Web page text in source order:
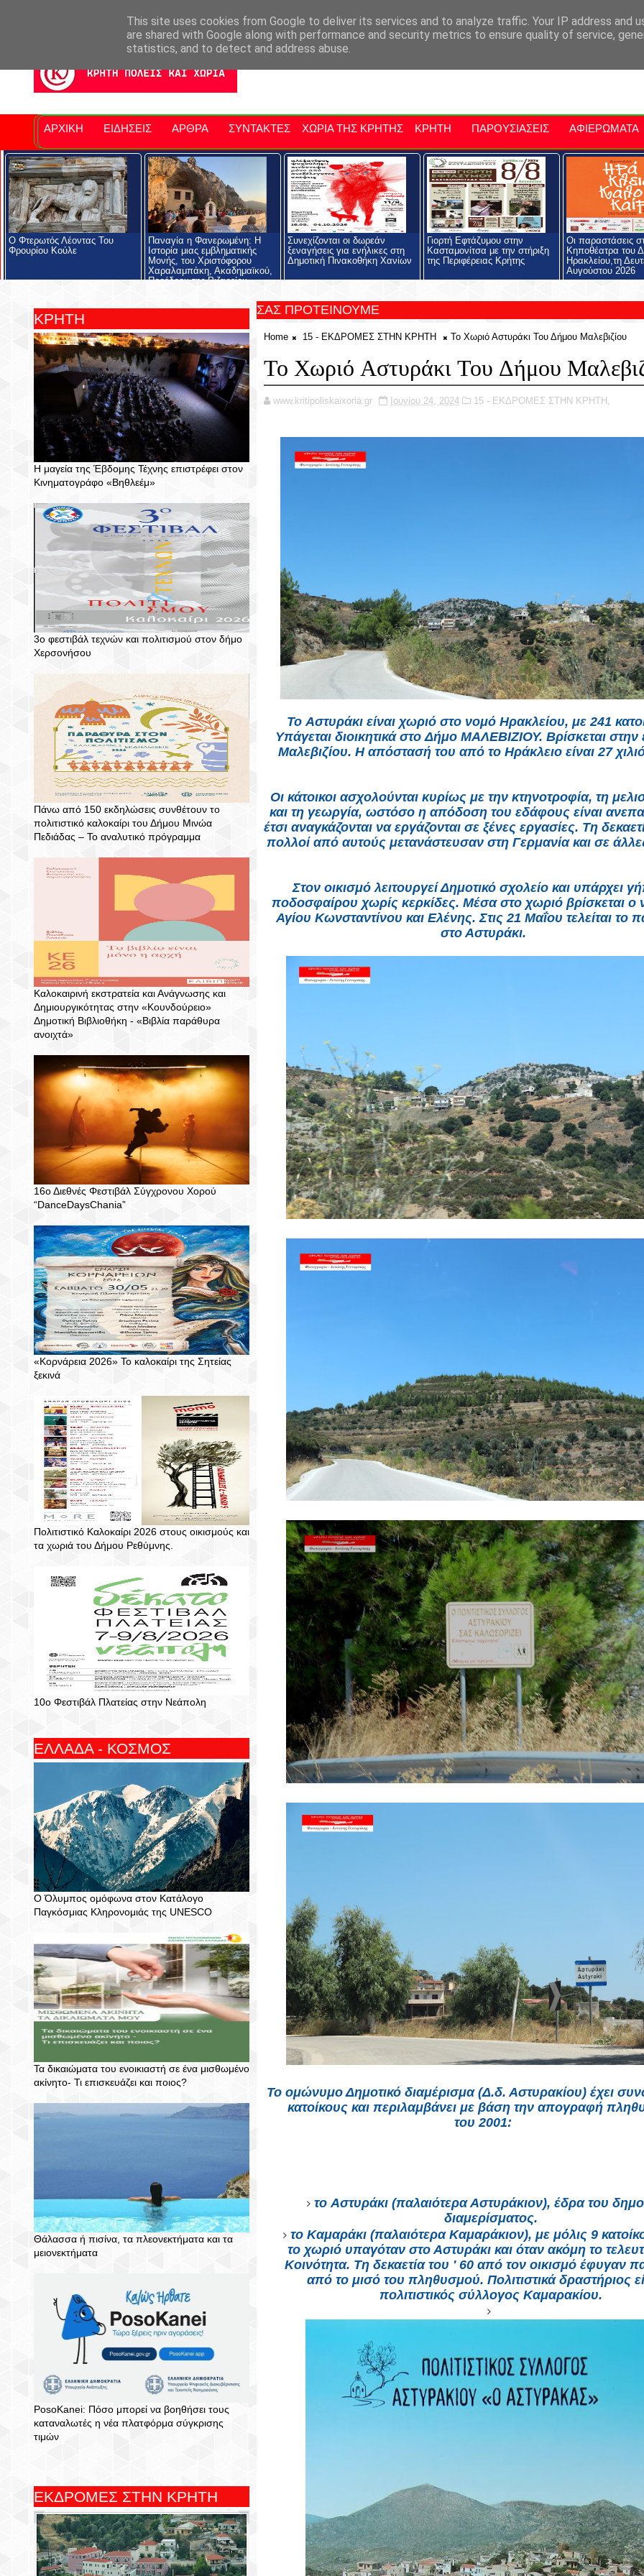
Νομός Λασιθίου Αγαπάμε Ρέθυμνο Επαρχία Μαλεβιζίου Εκδηλώσεις Στην Κρήτη Kriti Traveller
ΑΡΧΙΚΗ ΕΙΔΗΣΕΙΣ ΑΡΘΡΑ ΣΥΝΤΑΚΤΕΣ ΧΩΡΙΑ ΤΗΣ ΚΡΗΤΗΣ ΚΡΗΤΗ ΠΑΡΟΥΣΙΑΣΕΙΣ ΑΦΙΕΡΩΜΑΤΑ
Ο Φτερωτός Λέοντας Του
Φρουρίου Κούλε
Παναγία η Φανερωμένη: Η
Ιστορία μιας εμβληματικής
Μονής, του Χριστόφορου
Χαραλαμπάκη, Ακαδημαϊκού,
Προέδρου της Ριζαρείου
Συνεχίζονται οι δωρεάν
ξεναγήσεις για ενήλικες στη
Δημοτική Πινακοθήκη Χανίων
Γιορτή Εφτάζυμου στην
Κασταμονίτσα με την στήριξη
της Περιφέρειας Κρήτης
Οι παραστάσεις
Κηποθέατρα του
Ηρακλείου,τη
Αυγούστου 2026
ΚΡΗΤΗ
Η μαγεία της Έβδομης Τέχνης επιστρέφει στον
Κινηματογράφο «Βηθλεέμ»
3ο φεστιβάλ τεχνών και πολιτισμού στον δήμο
Χερσονήσου
Πάνω από 150 εκδηλώσεις συνθέτουν το
πολιτιστικό καλοκαίρι του Δήμου Μινώα
Πεδιάδας – To αναλυτικό πρόγραμμα
Καλοκαιρινή εκστρατεία και Ανάγνωσης και
Δημιουργικότητας στην «Κουνδούρειο»
Δημοτική Βιβλιοθήκη - «Βιβλία παράθυρα
ανοιχτά»
16ο Διεθνές Φεστιβάλ Σύγχρονου Χορού
“DanceDaysChania”
«Κορνάρεια 2026» Το καλοκαίρι της Σητείας
ξεκινά
Πολιτιστικό Καλοκαίρι 2026 στους οικισμούς και
τα χωριά του Δήμου Ρεθύμνης.
10ο Φεστιβάλ Πλατείας στην Νεάπολη
ΕΛΛΑΔΑ - ΚΟΣΜΟΣ
Ο Όλυμπος ομόφωνα στον Κατάλογο
Παγκόσμιας Κληρονομιάς της UNESCO
Τα δικαιώματα του ενοικιαστή σε ένα μισθωμένο
ακίνητο- Τι επισκευάζει και ποιος?
Θάλασσα ή πισίνα, τα πλεονεκτήματα και τα
μειονεκτήματα
PosoKanei: Πόσο μπορεί να βοηθήσει τους
καταναλωτές η νέα πλατφόρμα σύγκρισης
τιμών
ΕΚΔΡΟΜΕΣ ΣΤΗΝ ΚΡΗΤΗ
ΣΑΣ ΠΡΟΤΕΙΝΟΥΜΕ
Home 15 - ΕΚΔΡΟΜΕΣ ΣΤΗΝ ΚΡΗΤΗ Το Χωριό Αστυράκι Του Δήμου Μαλεβιζίου
Το Χωριό Αστυράκι Του Δήμου
www.kritipoliskaixoria.gr Ιουνίου 24, 2024 15 - ΕΚΔΡΟΜΕΣ ΣΤΗΝ ΚΡΗΤΗ,
ΤοΑστυράκι είναι χωριό στο νομό Ηρακλείου, με 241
Υπάγεται διοικητικά στοΔήμο ΜΑΛΕΒΙΖΙΟΥ. Βρίσκεται στην
Μαλεβιζίου. Η απόστασή του από το Ηράκλειο είναι 27
Οι κάτοικοι ασχολούνται κυρίως με την κτηνοτροφία, τη
και τη γεωργία, ωστόσο η απόδοση του εδάφους είναι
έτσι αναγκάζονται να εργάζονται σε ξένες εργασίες. Τη
πολλοί από αυτούς μετανάστευσαν στη Γερμανία και σε
Στον οικισμό λειτουργεί Δημοτικό σχολείο και υπάρχει
ποδοσφαίρου χωρίς κερκίδες. Μέσα στο χωριό βρίσκεται ο
Αγίου Κωνσταντίνου και Ελένης. Στις21 Μαΐου τελείται το
στο Αστυράκι.
Το ομώνυμο Δημοτικό διαμέρισμα (Δ.δ. Αστυρακίου) έχει
κατοίκους και περιλαμβάνει με βάση την απογραφή
του 2001:
το Αστυράκι (παλαιότερα Αστυράκιον), έδρα του
διαμερίσματος.
το Καμαράκι (παλαιότερα Καμαράκιον), με μόλις 9
το χωριό υπαγόταν στο Αστυράκι και όταν ακόμη το
Κοινότητα. Τη δεκαετία του ' 60 από τον οικισμό έφυγαν
από το μισό του πληθυσμού. Πολιτιστικά δραστήριος
πολιτιστικός σύλλογος Καμαρακίου.
This site uses cookies from Google to deliver its services and to analyze traffic. Your IP address and
are shared with Google along with performance and security metrics to ensure quality of service,
statistics, and to detect and address abuse.